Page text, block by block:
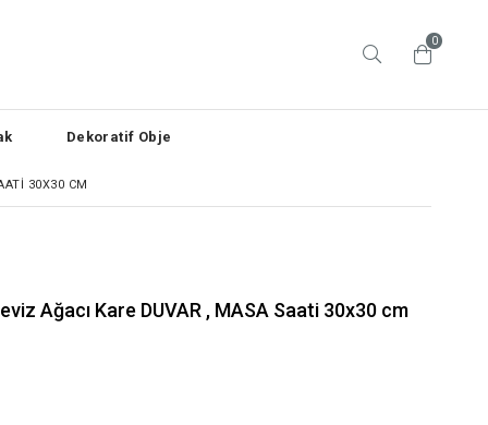
0
Dekoratif Obje
30X30 CM
Ağacı Kare DUVAR , MASA Saati 30x30 cm